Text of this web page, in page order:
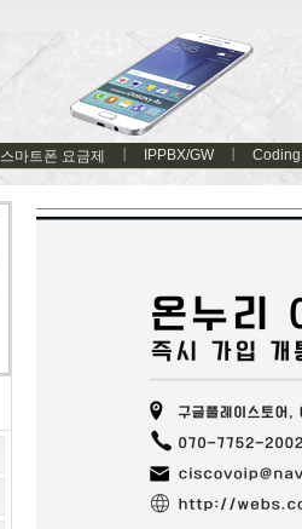
스마트폰 요금제 IPPBX/GW Coding